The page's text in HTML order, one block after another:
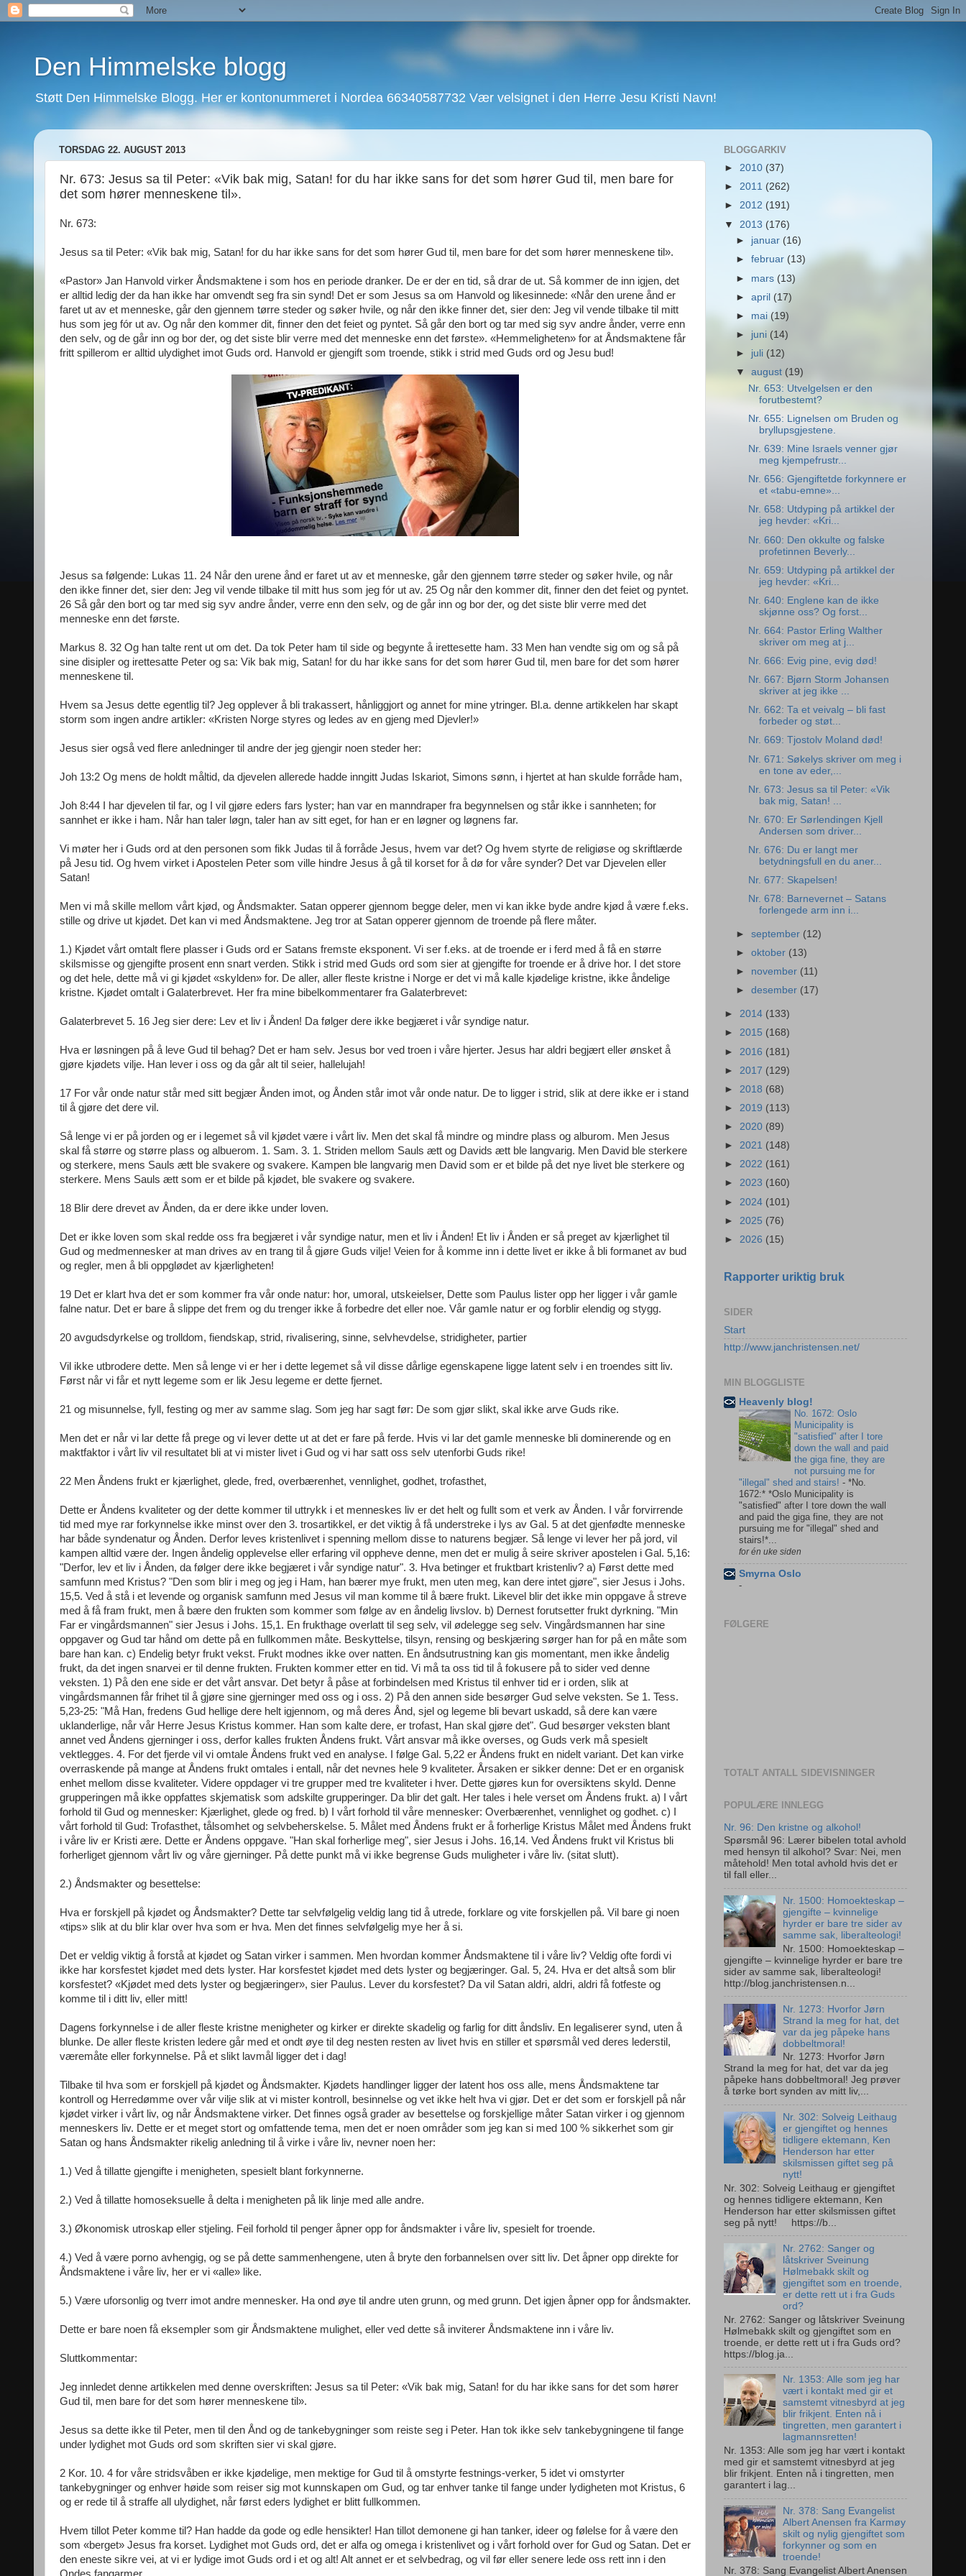
Den Himmelske blogg
Støtt Den Himmelske Blogg. Her er kontonummeret i Nordea 66340587732 Vær velsignet i den Herre Jesu Kristi Navn!
TORSDAG 22. AUGUST 2013
Nr. 673: Jesus sa til Peter: «Vik bak mig, Satan! for du har ikke sans for det som hører Gud til, men bare for
det som hører menneskene til».
Nr. 673:
Jesus sa til Peter: «Vik bak mig, Satan! for du har ikke sans for det som hører Gud til, men bare for det som hører menneskene til».
«Pastor» Jan Hanvold virker Åndsmaktene i som hos en periode dranker. De er der en tid, så drar de ut. Så kommer de inn igjen, det
er alltid ledig der da han ikke har omvendt seg fra sin synd! Det er som Jesus sa om Hanvold og likesinnede: «Når den urene ånd er
faret ut av et menneske, går den gjennem tørre steder og søker hvile, og når den ikke finner det, sier den: Jeg vil vende tilbake til mitt
hus som jeg fór ut av. Og når den kommer dit, finner den det feiet og pyntet. Så går den bort og tar med sig syv andre ånder, verre enn
den selv, og de går inn og bor der, og det siste blir verre med det menneske enn det første». «Hemmeligheten» for at Åndsmaktene får
fritt spillerom er alltid ulydighet imot Guds ord. Hanvold er gjengift som troende, stikk i strid med Guds ord og Jesu bud!
Jesus sa følgende: Lukas 11. 24 Når den urene ånd er faret ut av et menneske, går den gjennem tørre steder og søker hvile, og når
den ikke finner det, sier den: Jeg vil vende tilbake til mitt hus som jeg fór ut av. 25 Og når den kommer dit, finner den det feiet og pyntet.
26 Så går den bort og tar med sig syv andre ånder, verre enn den selv, og de går inn og bor der, og det siste blir verre med det
menneske enn det første.
Markus 8. 32 Og han talte rent ut om det. Da tok Peter ham til side og begynte å irettesette ham. 33 Men han vendte sig om og så på
sine disipler og irettesatte Peter og sa: Vik bak mig, Satan! for du har ikke sans for det som hører Gud til, men bare for det som hører
menneskene til.
Hvem sa Jesus dette egentlig til? Jeg opplever å bli trakassert, hånliggjort og annet for mine ytringer. Bl.a. denne artikkelen har skapt
storm som ingen andre artikler: «Kristen Norge styres og ledes av en gjeng med Djevler!»
Jesus sier også ved flere anledninger til andre der jeg gjengir noen steder her:
Joh 13:2 Og mens de holdt måltid, da djevelen allerede hadde inngitt Judas Iskariot, Simons sønn, i hjertet at han skulde forråde ham,
Joh 8:44 I har djevelen til far, og I vil gjøre eders fars lyster; han var en manndraper fra begynnelsen og står ikke i sannheten; for
sannhet er ikke i ham. Når han taler løgn, taler han av sitt eget, for han er en løgner og løgnens far.
Vi møter her i Guds ord at den personen som fikk Judas til å forråde Jesus, hvem var det? Og hvem styrte de religiøse og skriftlærde
på Jesu tid. Og hvem virket i Apostelen Peter som ville hindre Jesus å gå til korset for å dø for våre synder? Det var Djevelen eller
Satan!
Men vi må skille mellom vårt kjød, og Åndsmakter. Satan opperer gjennom begge deler, men vi kan ikke byde andre kjød å være f.eks.
stille og drive ut kjødet. Det kan vi med Åndsmaktene. Jeg tror at Satan opperer gjennom de troende på flere måter.
1.) Kjødet vårt omtalt flere plasser i Guds ord er Satans fremste eksponent. Vi ser f.eks. at de troende er i ferd med å få en større
skilsmisse og gjengifte prosent enn snart verden. Stikk i strid med Guds ord som sier at gjengifte for troende er å drive hor. I det store
og det hele, dette må vi gi kjødet «skylden» for. De aller, aller fleste kristne i Norge er det vi må kalle kjødelige kristne, ikke åndelige
kristne. Kjødet omtalt i Galaterbrevet. Her fra mine bibelkommentarer fra Galaterbrevet:
Galaterbrevet 5. 16 Jeg sier dere: Lev et liv i Ånden! Da følger dere ikke begjæret i vår syndige natur.
Hva er løsningen på å leve Gud til behag? Det er ham selv. Jesus bor ved troen i våre hjerter. Jesus har aldri begjært eller ønsket å
gjøre kjødets vilje. Han lever i oss og da går alt til seier, hallelujah!
17 For vår onde natur står med sitt begjær Ånden imot, og Ånden står imot vår onde natur. De to ligger i strid, slik at dere ikke er i stand
til å gjøre det dere vil.
Så lenge vi er på jorden og er i legemet så vil kjødet være i vårt liv. Men det skal få mindre og mindre plass og alburom. Men Jesus
skal få større og større plass og albuerom. 1. Sam. 3. 1. Striden mellom Sauls ætt og Davids ætt ble langvarig. Men David ble sterkere
og sterkere, mens Sauls ætt ble svakere og svakere. Kampen ble langvarig men David som er et bilde på det nye livet ble sterkere og
sterkere. Mens Sauls ætt som er et bilde på kjødet, ble svakere og svakere.
18 Blir dere drevet av Ånden, da er dere ikke under loven.
Det er ikke loven som skal redde oss fra begjæret i vår syndige natur, men et liv i Ånden! Et liv i Ånden er så preget av kjærlighet til
Gud og medmennesker at man drives av en trang til å gjøre Guds vilje! Veien for å komme inn i dette livet er ikke å bli formanet av bud
og regler, men å bli oppglødet av kjærligheten!
19 Det er klart hva det er som kommer fra vår onde natur: hor, umoral, utskeielser, Dette som Paulus lister opp her ligger i vår gamle
falne natur. Det er bare å slippe det frem og du trenger ikke å forbedre det eller noe. Vår gamle natur er og forblir elendig og stygg.
20 avgudsdyrkelse og trolldom, fiendskap, strid, rivalisering, sinne, selvhevdelse, stridigheter, partier
Vil ikke utbrodere dette. Men så lenge vi er her i dette legemet så vil disse dårlige egenskapene ligge latent selv i en troendes sitt liv.
Først når vi får et nytt legeme som er lik Jesu legeme er dette fjernet.
21 og misunnelse, fyll, festing og mer av samme slag. Som jeg har sagt før: De som gjør slikt, skal ikke arve Guds rike.
Men det er når vi lar dette få prege og vi lever dette ut at det er fare på ferde. Hvis vi lar det gamle menneske bli dominerende og en
maktfaktor i vårt liv vil resultatet bli at vi mister livet i Gud og vi har satt oss selv utenforbi Guds rike!
22 Men Åndens frukt er kjærlighet, glede, fred, overbærenhet, vennlighet, godhet, trofasthet,
Dette er Åndens kvaliteter og der dette kommer til uttrykk i et menneskes liv er det helt og fullt som et verk av Ånden. I vår forvirrende
tid med mye rar forkynnelse ikke minst over den 3. trosartikkel, er det viktig å få understreke i lys av Gal. 5 at det gjenfødte menneske
har både syndenatur og Ånden. Derfor leves kristenlivet i spenning mellom disse to naturens begjær. Så lenge vi lever her på jord, vil
kampen alltid være der. Ingen åndelig opplevelse eller erfaring vil oppheve denne, men det er mulig å seire skriver apostelen i Gal. 5,16:
"Derfor, lev et liv i Ånden, da følger dere ikke begjæret i vår syndige natur". 3. Hva betinger et fruktbart kristenliv? a) Først dette med
samfunn med Kristus? "Den som blir i meg og jeg i Ham, han bærer mye frukt, men uten meg, kan dere intet gjøre", sier Jesus i Johs.
15,5. Ved å stå i et levende og organisk samfunn med Jesus vil man komme til å bære frukt. Likevel blir det ikke min oppgave å streve
med å få fram frukt, men å bære den frukten som kommer som følge av en åndelig livslov. b) Dernest forutsetter frukt dyrkning. "Min
Far er vingårdsmannen" sier Jesus i Johs. 15,1. En frukthage overlatt til seg selv, vil ødelegge seg selv. Vingårdsmannen har sine
oppgaver og Gud tar hånd om dette på en fullkommen måte. Beskyttelse, tilsyn, rensing og beskjæring sørger han for på en måte som
bare han kan. c) Endelig betyr frukt vekst. Frukt modnes ikke over natten. En åndsutrustning kan gis momentant, men ikke åndelig
frukt, da det ingen snarvei er til denne frukten. Frukten kommer etter en tid. Vi må ta oss tid til å fokusere på to sider ved denne
veksten. 1) På den ene side er det vårt ansvar. Det betyr å påse at forbindelsen med Kristus til enhver tid er i orden, slik at
vingårdsmannen får frihet til å gjøre sine gjerninger med oss og i oss. 2) På den annen side besørger Gud selve veksten. Se 1. Tess.
5,23-25: "Må Han, fredens Gud hellige dere helt igjennom, og må deres Ånd, sjel og legeme bli bevart uskadd, så dere kan være
uklanderlige, når vår Herre Jesus Kristus kommer. Han som kalte dere, er trofast, Han skal gjøre det". Gud besørger veksten blant
annet ved Åndens gjerninger i oss, derfor kalles frukten Åndens frukt. Vårt ansvar må ikke overses, og Guds verk må spesielt
vektlegges. 4. For det fjerde vil vi omtale Åndens frukt ved en analyse. I følge Gal. 5,22 er Åndens frukt en nidelt variant. Det kan virke
overraskende på mange at Åndens frukt omtales i entall, når det nevnes hele 9 kvaliteter. Årsaken er sikker denne: Det er en organisk
enhet mellom disse kvaliteter. Videre oppdager vi tre grupper med tre kvaliteter i hver. Dette gjøres kun for oversiktens skyld. Denne
grupperingen må ikke oppfattes skjematisk som adskilte grupperinger. Da blir det galt. Her tales i hele verset om Åndens frukt. a) I vårt
forhold til Gud og mennesker: Kjærlighet, glede og fred. b) I vårt forhold til våre mennesker: Overbærenhet, vennlighet og godhet. c) I
vårt forhold til Gud: Trofasthet, tålsomhet og selvbeherskelse. 5. Målet med Åndens frukt er å forherlige Kristus Målet med Åndens frukt
i våre liv er Kristi ære. Dette er Åndens oppgave. "Han skal forherlige meg", sier Jesus i Johs. 16,14. Ved Åndens frukt vil Kristus bli
forherliget gjennom vårt liv og våre gjerninger. På dette punkt må vi ikke begrense Guds muligheter i våre liv. (sitat slutt).
2.) Åndsmakter og besettelse:
Hva er forskjell på kjødet og Åndsmakter? Dette tar selvfølgelig veldig lang tid å utrede, forklare og vite forskjellen på. Vil bare gi noen
«tips» slik at du blir klar over hva som er hva. Men det finnes selvfølgelig mye her å si.
Det er veldig viktig å forstå at kjødet og Satan virker i sammen. Men hvordan kommer Åndsmaktene til i våre liv? Veldig ofte fordi vi
ikke har korsfestet kjødet med dets lyster. Har korsfestet kjødet med dets lyster og begjæringer. Gal. 5, 24. Hva er det altså som blir
korsfestet? «Kjødet med dets lyster og begjæringer», sier Paulus. Lever du korsfestet? Da vil Satan aldri, aldri, aldri få fotfeste og
komme til i ditt liv, eller mitt!
Dagens forkynnelse i de aller fleste kristne menigheter og kirker er direkte skadelig og farlig for ditt åndsliv. En legaliserer synd, uten å
blunke. De aller fleste kristen ledere går med et ondt øye til deg nesten resten av livet hvis en stiller et spørsmål ved deres lederstil,
væremåte eller forkynnelse. På et slikt lavmål ligger det i dag!
Tilbake til hva som er forskjell på kjødet og Åndsmakter. Kjødets handlinger ligger der latent hos oss alle, mens Åndsmaktene tar
kontroll og Herredømme over vår vilje slik at vi mister kontroll, besinnelse og vet ikke helt hva vi gjør. Det er det som er forskjell på når
kjødet virker i vårt liv, og når Åndsmaktene virker. Det finnes også grader av besettelse og forskjellige måter Satan virker i og gjennom
menneskers liv. Dette er et meget stort og omfattende tema, men det er noen områder som jeg kan si med 100 % sikkerhet som gir
Satan og hans Åndsmakter rikelig anledning til å virke i våre liv, nevner noen her:
1.) Ved å tillatte gjengifte i menigheten, spesielt blant forkynnerne.
2.) Ved å tillatte homoseksuelle å delta i menigheten på lik linje med alle andre.
3.) Økonomisk utroskap eller stjeling. Feil forhold til penger åpner opp for åndsmakter i våre liv, spesielt for troende.
4.) Ved å være porno avhengig, og se på dette sammenhengene, uten å bryte den forbannelsen over sitt liv. Det åpner opp direkte for
Åndsmaktene i våre liv, her er vi «alle» like.
5.) Være uforsonlig og tverr imot andre mennesker. Ha ond øye til andre uten grunn, og med grunn. Det igjen åpner opp for åndsmakter.
Dette er bare noen få eksempler som gir Åndsmaktene mulighet, eller ved dette så inviterer Åndsmaktene inn i våre liv.
Sluttkommentar:
Jeg innledet denne artikkelen med denne overskriften: Jesus sa til Peter: «Vik bak mig, Satan! for du har ikke sans for det som hører
Gud til, men bare for det som hører menneskene til».
Jesus sa dette ikke til Peter, men til den Ånd og de tankebygninger som reiste seg i Peter. Han tok ikke selv tankebygningene til fange
under lydighet mot Guds ord som skriften sier vi skal gjøre.
2 Kor. 10. 4 for våre stridsvåben er ikke kjødelige, men mektige for Gud til å omstyrte festnings-verker, 5 idet vi omstyrter
tankebygninger og enhver høide som reiser sig mot kunnskapen om Gud, og tar enhver tanke til fange under lydigheten mot Kristus, 6
og er rede til å straffe all ulydighet, når først eders lydighet er blitt fullkommen.
Hvem tillot Peter komme til? Han hadde da gode og edle hensikter! Han tillot demonene gi han tanker, ideer og følelse for å være den
som «berget» Jesus fra korset. Lydighet mot Guds ord, det er alfa og omega i kristenlivet og i vårt forhold over for Gud og Satan. Det er
den eneste sikre vei, at vi er lydige imot Guds ord i et og alt! Alt annet er et selvbedrag, og vil før eller senere lede oss rett inn i den
BLOGGARKIV
► 2010 (37)
► 2011 (262)
► 2012 (191)
▼ 2013 (176)
► januar (16)
►februar (13)
► mars (13)
►april (17)
► mai(19)
► juni (14)
► juli (12)
▼august (19)
Nr. 653: Utvelgelsen er den
forutbestemt?
Nr. 655: Lignelsen om Bruden og
bryllupsgjestene.
Nr. 639: Mine Israels venner gjør
meg kjempefrustr...
Nr. 656: Gjengiftetde forkynnere er
et «tabu-emne»...
Nr. 658: Utdyping på artikkel der
jeg hevder: «Kri...
Nr. 660: Den okkulte og falske
profetinnen Beverly...
Nr. 659: Utdyping på artikkel der
jeg hevder: «Kri...
Nr. 640: Englene kan de ikke
skjønne oss? Og forst...
Nr. 664: Pastor Erling Walther
skriver om meg at j...
Nr. 666: Evig pine, evig død!
Nr. 667: Bjørn Storm Johansen
skriver at jeg ikke ...
Nr. 662: Ta et veivalg – bli fast
forbeder og støt...
Nr. 669: Tjostolv Moland død!
Nr. 671: Søkelys skriver om meg i
en tone av eder,...
Nr. 673: Jesus sa til Peter: «Vik
bak mig, Satan! ...
Nr. 670: Er Sørlendingen Kjell
Andersen som driver...
Nr. 676: Du er langt mer
betydningsfull en du aner...
Nr. 677: Skapelsen!
Nr. 678: Barnevernet – Satans
forlengede arm inn i...
►september (12)
►oktober (13)
► november (11)
►desember (17)
► 2014 (133)
► 2015 (168)
► 2016 (181)
► 2017 (129)
► 2018 (68)
► 2019 (113)
► 2020 (89)
► 2021 (148)
► 2022 (161)
► 2023 (160)
► 2024 (101)
► 2025 (76)
► 2026 (15)
Rapporter uriktig bruk
SIDER
Start
http://www.janchristensen.net/
MIN BLOGGLISTE
Heavenly blog!
No. 1672: Oslo
Municipality is
"satisfied" after I tore
down the wall and paid
the giga fine, they are
not pursuing me for
"illegal" shed and stairs! - *No.
1672:* *Oslo Municipality is
"satisfied" after I tore down the wall
and paid the giga fine, they are not
pursuing me for "illegal" shed and
stairs!*...
for én uke siden
Smyrna Oslo
-
FØLGERE
TOTALT ANTALL SIDEVISNINGER
POPULÆRE INNLEGG
Nr. 96: Den kristne og alkohol!
Spørsmål 96: Lærer bibelen total avhold
med hensyn til alkohol? Svar: Nei, men
måtehold! Men total avhold hvis det er
til fall eller...
Nr. 1500: Homoekteskap –
gjengifte – kvinnelige
hyrder er bare tre sider av
samme sak, liberalteologi!
Nr. 1500: Homoekteskap –
gjengifte – kvinnelige hyrder er bare tre
sider av samme sak, liberalteologi!
http://blog.janchristensen.n...
Nr. 1273: Hvorfor Jørn
Strand la meg for hat, det
var da jeg påpeke hans
dobbeltmoral!
Nr. 1273: Hvorfor Jørn
Strand la meg for hat, det var da jeg
påpeke hans dobbeltmoral! Jeg prøver
å tørke bort synden av mitt liv,...
Nr. 302: Solveig Leithaug
er gjengiftet og hennes
tidligere ektemann, Ken
Henderson har etter
skilsmissen giftet seg på
nytt!
Nr. 302: Solveig Leithaug er gjengiftet
og hennes tidligere ektemann, Ken
Henderson har etter skilsmissen giftet
seg på nytt! https://b...
Nr. 2762: Sanger og
låtskriver Sveinung
Hølmebakk skilt og
gjengiftet som en troende,
er dette rett ut i fra Guds
ord?
Nr. 2762: Sanger og låtskriver Sveinung
Hølmebakk skilt og gjengiftet som en
troende, er dette rett ut i fra Guds ord?
https://blog.ja...
Nr. 1353: Alle som jeg har
vært i kontakt med gir et
samstemt vitnesbyrd at jeg
blir frikjent. Enten nå i
tingretten, men garantert i
lagmannsretten!
Nr. 1353: Alle som jeg har vært i kontakt
med gir et samstemt vitnesbyrd at jeg
blir frikjent. Enten nå i tingretten, men
garantert i lag...
Nr. 378: Sang Evangelist
Albert Anensen fra Karmøy
skilt og nylig gjengiftet som
forkynner og som en
troende!
Nr. 378: Sang Evangelist Albert Anensen